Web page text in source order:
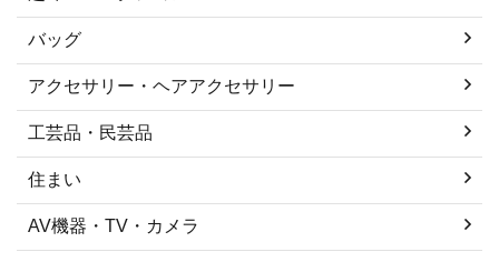
バッグ
アクセサリー・ヘアアクセサリー
工芸品・民芸品
住まい
AV機器・TV・カメラ